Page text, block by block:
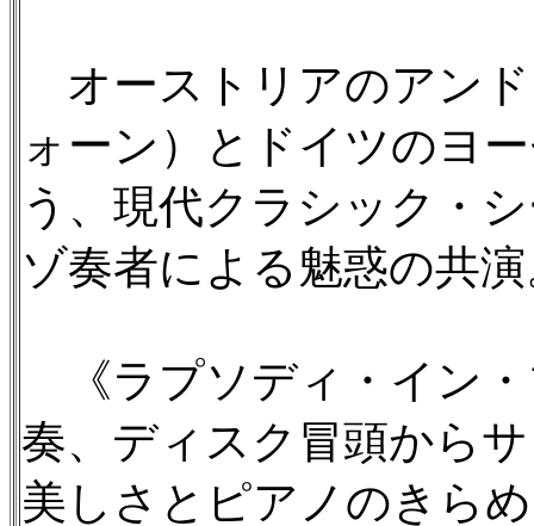
オーストリアのアン
ォーン）とドイツのヨ
う、現代クラシック・
ゾ奏者による魅惑の共
《ラプソディ・イン
奏、ディスク冒頭から
美しさとピアノのきら